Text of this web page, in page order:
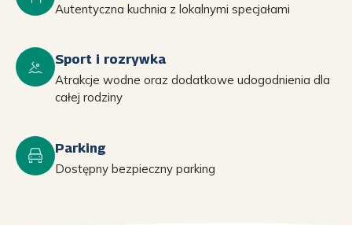
Autentyczna kuchnia z lokalnymi specjałami
Sport i rozrywka
Atrakcje wodne oraz dodatkowe udogodnienia dla
całej rodziny
Parking
Dostępny bezpieczny parking